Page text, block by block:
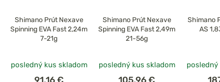
Shimano Prút Nexave
Spinning EVA Fast 2,24m
7-21g
posledný kus skladom
91,16 €
Shimano Prút Nexave
Spinning EVA Fast 2,49m
21-56g
posledný kus skladom
105,96 €
Shimano
AS